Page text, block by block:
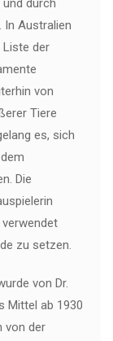
durch
Australien
Liste der
von
Tiere
es, sich
Die
zu setzen.
von Dr.
Mittel ab 1930
von der